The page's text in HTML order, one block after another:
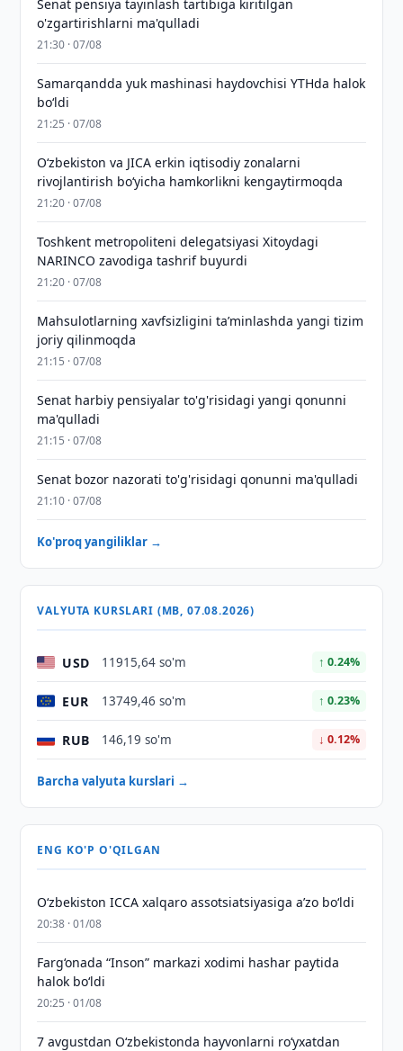
Senat pensiya tayinlash tartibiga kiritilgan
o'zgartirishlarni ma'qulladi
21:30 · 07/08
Samarqandda yuk mashinasi haydovchisi YTHda halok
bo‘ldi
21:25 · 07/08
Oʻzbekiston va JICA erkin iqtisodiy zonalarni
rivojlantirish boʻyicha hamkorlikni kengaytirmoqda
21:20 · 07/08
Toshkent metropoliteni delegatsiyasi Xitoydagi
NARINCO zavodiga tashrif buyurdi
21:20 · 07/08
Mahsulotlarning xavfsizligini taʼminlashda yangi tizim
joriy qilinmoqda
21:15 · 07/08
Senat harbiy pensiyalar to'g'risidagi yangi qonunni
ma'qulladi
21:15 · 07/08
Senat bozor nazorati to'g'risidagi qonunni ma'qulladi
21:10 · 07/08
Ko'proq yangiliklar →
VALYUTA KURSLARI (MB, 07.08.2026)
USD 11915,64 so'm ↑ 0.24%
EUR 13749,46 so'm ↑ 0.23%
RUB 146,19 so'm ↓ 0.12%
Barcha valyuta kurslari →
ENG KO'P O'QILGAN
O‘zbekiston ICCA xalqaro assotsiatsiyasiga aʼzo bo‘ldi
20:38 · 01/08
Farg‘onada “Inson” markazi xodimi hashar paytida
halok bo‘ldi
20:25 · 01/08
7 avgustdan O‘zbekistonda hayvonlarni ro‘yxatdan